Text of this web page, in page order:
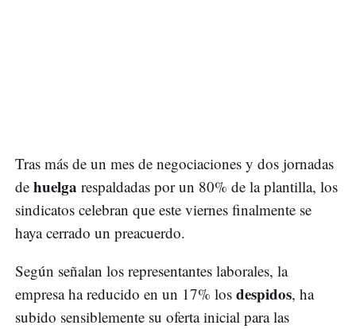
Tras más de un mes de negociaciones y dos jornadas
de huelga respaldadas por un 80% de la plantilla, los
sindicatos celebran que este viernes finalmente se
haya cerrado un preacuerdo.
Según señalan los representantes laborales, la
empresa ha reducido en un 17% los despidos, ha
subido sensiblemente su oferta inicial para las